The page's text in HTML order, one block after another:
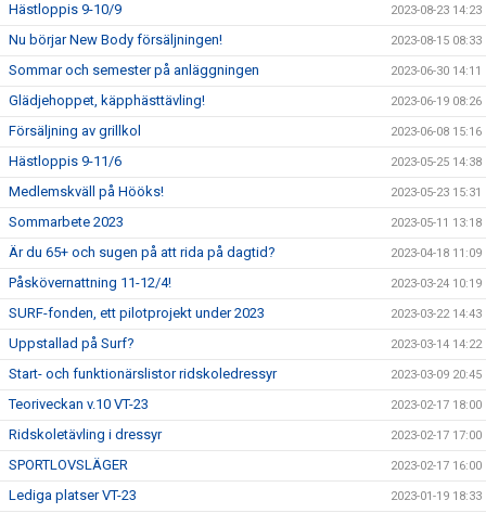
Hästloppis 9-10/9 2023-08-23 14:23
Nu börjar New Body försäljningen! 2023-08-15 08:33
Sommar och semester på anläggningen 2023-06-30 14:11
Glädjehoppet, käpphästtävling! 2023-06-19 08:26
Försäljning av grillkol 2023-06-08 15:16
Hästloppis 9-11/6 2023-05-25 14:38
Medlemskväll på Hööks! 2023-05-23 15:31
Sommarbete 2023 2023-05-11 13:18
Är du 65+ och sugen på att rida på dagtid? 2023-04-18 11:09
Påskövernattning 11-12/4! 2023-03-24 10:19
SURF-fonden, ett pilotprojekt under 2023 2023-03-22 14:43
Uppstallad på Surf? 2023-03-14 14:22
Start- och funktionärslistor ridskoledressyr 2023-03-09 20:45
Teoriveckan v.10 VT-23 2023-02-17 18:00
Ridskoletävling i dressyr 2023-02-17 17:00
SPORTLOVSLÄGER 2023-02-17 16:00
Lediga platser VT-23 2023-01-19 18:33